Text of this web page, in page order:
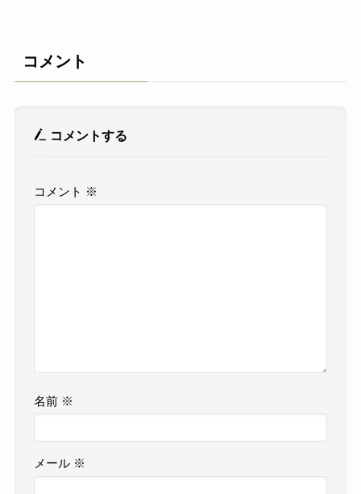
コメント
コメントする
コメント ※
名前 ※
メール ※